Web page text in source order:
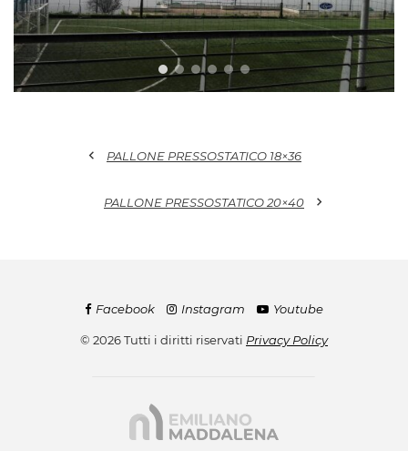
PALLONE PRESSOSTATICO 18×36
chevron_left
PALLONE PRESSOSTATICO 20×40 chevron_right
Facebook Instagram Youtube
© 2026 Tutti i diritti riservati Privacy Policy